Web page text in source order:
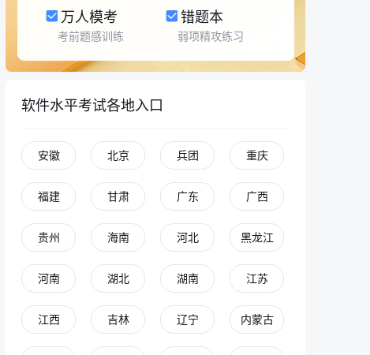
万人模考
考前题感训练
错题本
弱项精攻练习
软件水平考试各地入口
安徽 北京 兵团 重庆
福建 甘肃 广东 广西
贵州 海南 河北 黑龙江
河南 湖北 湖南 江苏
江西 吉林 辽宁 内蒙古